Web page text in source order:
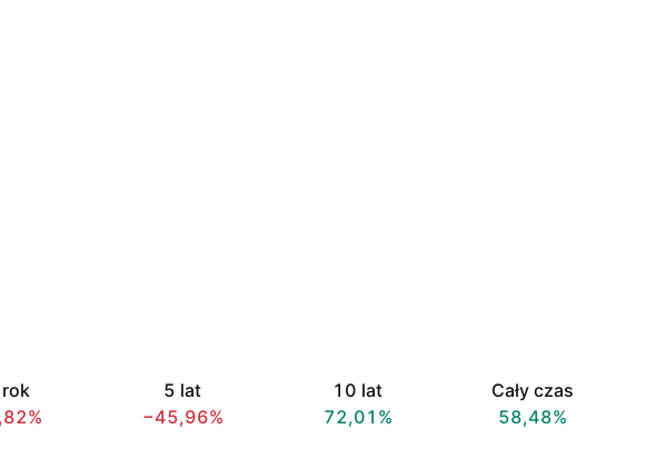
5 lat
−45,96%
10 lat
72,01%
Cały czas
58,48%